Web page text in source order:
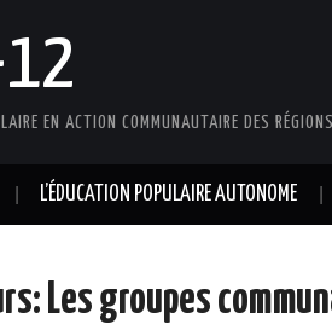
12
EN ACTION COMMUNAUTAIRE DES
L’ÉDUCATION POPULAIRE AUTONOME
Les groupes